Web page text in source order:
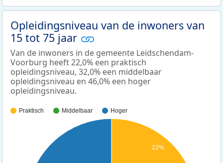
Opleidingsniveau van de inwoners van
15 tot 75 jaar
Van de inwoners in de gemeente Leidschendam-
Voorburg heeft 22,0% een praktisch
opleidingsniveau, 32,0% een middelbaar
opleidingsniveau en 46,0% een hoger
opleidingsniveau.
Praktisch Middelbaar Hoger
22%